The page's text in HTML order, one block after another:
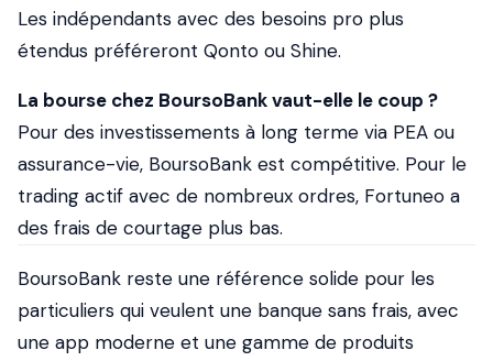
Les indépendants avec des besoins pro plus
étendus préféreront Qonto ou Shine.
La bourse chez BoursoBank vaut-elle le coup ?
Pour des investissements à long terme via PEA ou
assurance-vie, BoursoBank est compétitive. Pour le
trading actif avec de nombreux ordres, Fortuneo a
des frais de courtage plus bas.
BoursoBank reste une référence solide pour les
particuliers qui veulent une banque sans frais, avec
une app moderne et une gamme de produits